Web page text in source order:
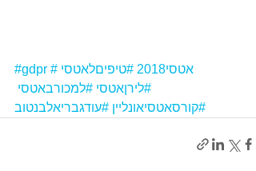
#gdpr #אטסי2018
#טיפיםלאטסי
#לירןאטסי #למכורבאטסי
#קורסאטסיאונליין #עודגבריאלבנטוב